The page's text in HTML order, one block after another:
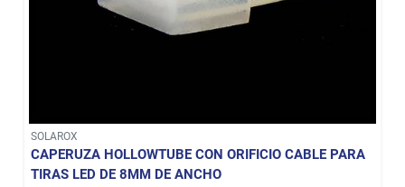
SOLAROX
CAPERUZA HOLLOWTUBE CON ORIFICIO CABLE PARA
TIRAS LED DE 8MM DE ANCHO